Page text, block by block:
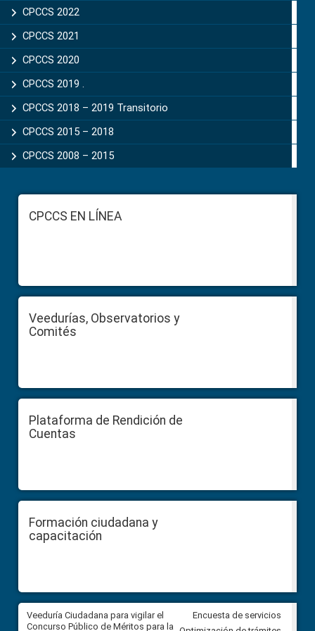
CPCCS 2022
CPCCS 2021
CPCCS 2020
CPCCS 2019 .
CPCCS 2018 – 2019 Transitorio
CPCCS 2015 – 2018
CPCCS 2008 – 2015
FooterCPCCS EN LÍNEA
Veedurías, Observatorios y
Comités
Plataforma de Rendición de
Cuentas
Formación ciudadana y
capacitación
Veeduría Ciudadana para vigilar el
Concurso Público de Méritos para la
Veeduría para realizar el
seguimiento de la gestión
Encuesta de servicios